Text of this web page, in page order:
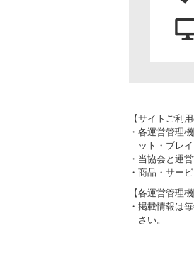
【サイトご利
・各運営管理
ット・ブレ
・当協会と運
・商品・サー
【各運営管理
・掲載情報は
さい。